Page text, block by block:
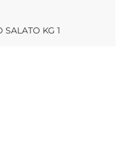
SALATO KG 1